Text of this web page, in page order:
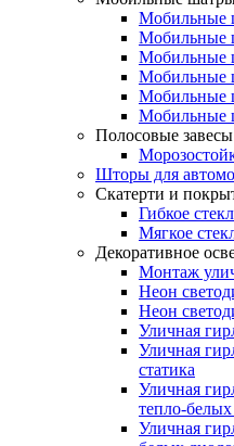
Мобильные
Мобильные
Мобильные
Мобильные
Мобильные
Мобильные
Полосовые
Шторы для
Скатерти и
Гибкое
Мягкое
Декоративное
Монтаж
Неон
Неон
Уличная
Уличная
статика
Уличная
тепло-
Уличная